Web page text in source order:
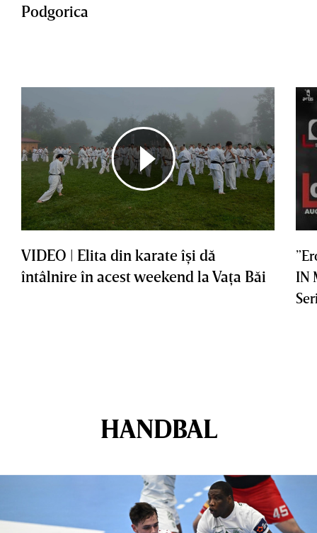
Podgorica
VIDEO | Elita din karate îşi dă
întâlnire în acest weekend la Vaţa Băi
IN
HANDBAL